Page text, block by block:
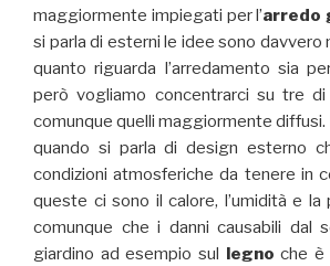
maggiormente impiegati per l’arredo
si parla di esterni le idee sono davvero
quanto riguarda l’arredamento sia
però vogliamo concentrarci su tre
comunque quelli maggiormente diffusi.
quando si parla di design esterno
condizioni atmosferiche da tenere in
queste ci sono il calore, l’umidità e
comunque che i danni causabili dal
giardino ad esempio sul legno che è